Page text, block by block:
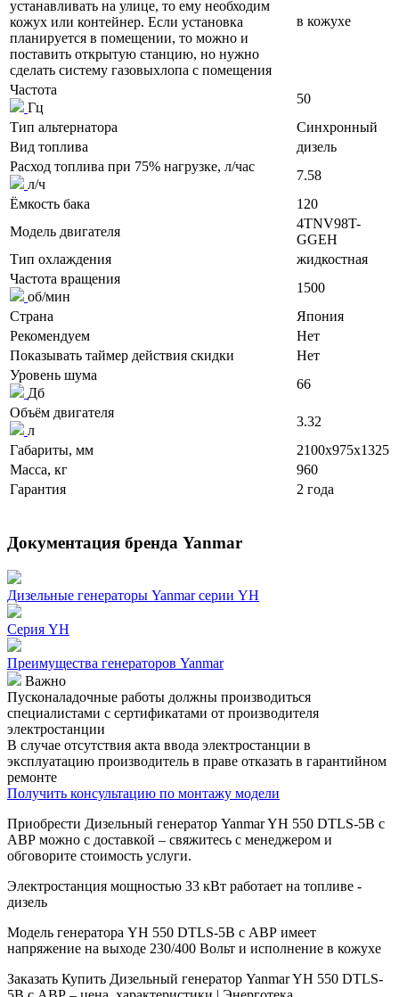
устанавливать на улице, то ему необходим
кожух или контейнер. Если установка
планируется в помещении, то можно и
поставить открытую станцию, но нужно
сделать систему газовыхлопа с помещения
в кожухе
Частота
Гц
50
Тип альтернатора
Синхронный
Вид топлива
дизель
Расход топлива при 75% нагрузке, л/час
л/ч
7.58
Ёмкость бака
120
Модель двигателя
4TNV98T-
GGEH
Тип охлаждения
жидкостная
Частота вращения
об/мин
1500
Страна
Япония
Рекомендуем
Нет
Показывать таймер действия скидки
Нет
Уровень шума
Дб
66
Объём двигателя
л
3.32
Габариты, мм
2100x975x1325
Масса, кг
960
Гарантия
2 года
Документация бренда Yanmar
Дизельные генераторы Yanmar серии YH
Серия YH
Преимущества генераторов Yanmar
Важно
Пусконаладочные работы должны производиться
специалистами с сертификатами от производителя
электростанции
В случае отсутствия акта ввода электростанции в
эксплуатацию производитель в праве отказать в гарантийном
ремонте
Получить консультацию по монтажу модели
Приобрести Дизельный генератор Yanmar YH 550 DTLS-5B с
АВР можно с доставкой – свяжитесь с менеджером и
обговорите стоимость услуги.
Электростанция мощностью 33 кВт работает на топливе -
дизель
Модель генератора YH 550 DTLS-5B с АВР имеет
напряжение на выходе 230/400 Вольт и исполнение в кожухе
Заказать Купить Дизельный генератор Yanmar YH 550 DTLS-